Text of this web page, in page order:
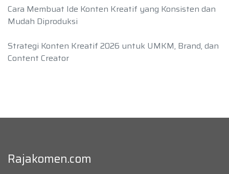
Cara Membuat Ide Konten Kreatif yang Konsisten dan
Mudah Diproduksi
Strategi Konten Kreatif 2026 untuk UMKM, Brand, dan
Content Creator
Rajakomen.com